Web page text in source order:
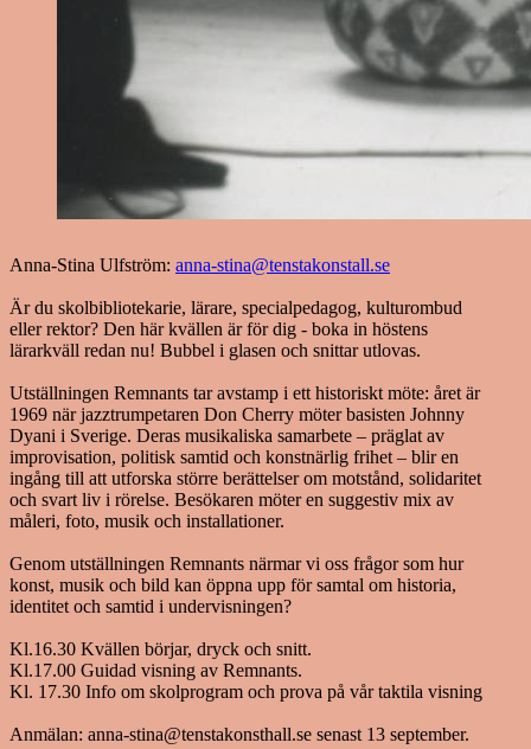
Anna-Stina Ulfström: anna-stina@tenstakonstall.se
Är du skolbibliotekarie, lärare, specialpedagog, kulturombud
eller rektor? Den här kvällen är för dig - boka in höstens
lärarkväll redan nu! Bubbel i glasen och snittar utlovas.
Utställningen Remnants tar avstamp i ett historiskt möte: året är
1969 när jazztrumpetaren Don Cherry möter basisten Johnny
Dyani i Sverige. Deras musikaliska samarbete – präglat av
improvisation, politisk samtid och konstnärlig frihet – blir en
ingång till att utforska större berättelser om motstånd, solidaritet
och svart liv i rörelse. Besökaren möter en suggestiv mix av
måleri, foto, musik och installationer.
Genom utställningen Remnants närmar vi oss frågor som hur
konst, musik och bild kan öppna upp för samtal om historia,
identitet och samtid i undervisningen?
Kl.16.30 Kvällen börjar, dryck och snitt.
Kl.17.00 Guidad visning av Remnants.
Kl. 17.30 Info om skolprogram och prova på vår taktila visning
Anmälan: anna-stina@tenstakonsthall.se senast 13 september.